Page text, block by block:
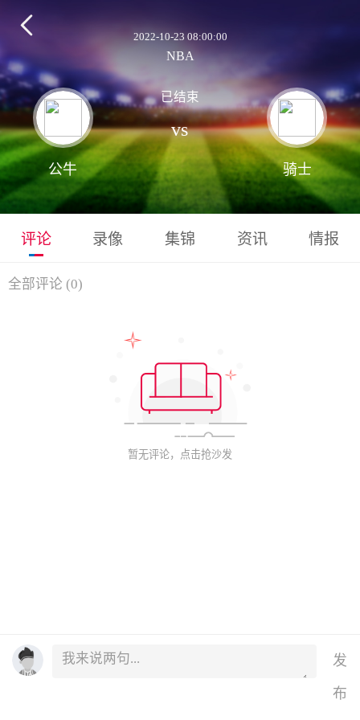
 2022-10-23 08:00:00
NBA
公牛
已结束
vs
骑士
评论 录像 集锦 资讯 情报
全部评论 (0)
暂无评论，点击抢沙发
发
布